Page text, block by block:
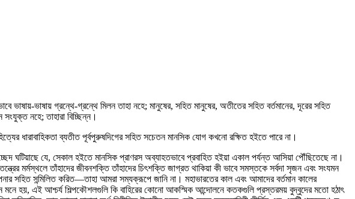
ভাষায়-ভাষায় গ্রন্থে-গ্রন্থে মিলন তাহা নহে; মানুষের, সহিত মানুষের, অতীতের সহিত বর্তমানের, দূরের সহিত
নহে; তাহারা বিচ্ছিন্ন।
ধারাবাহিকতা ব্যতীত পূর্বপুরুষদিগের সহিত সচেতন মানসিক যোগ কখনো রক্ষিত হইতে পারে না।
যে, সেকাল হইতে মানসিক প্রাণরস অব্যাহতভাবে প্রবাহিত হইয়া একাল পর্যন্ত আসিয়া পৌঁছিতেছে না।
মর্মস্থলে তাঁহাদের জীবনশক্তি তাঁহাদের চিৎশক্তি জাগ্রত থাকিয়া কী ভাবে সমস্তকে সর্বদা সৃজন এবং সংযমন
সহিত সন্মিলিত করিত—তাহা আমরা সম্যক্‌রূপে জানি না। মহাভারতের কাল এবং আমাদের বর্তমান কালের
মনে হয়, এই আশ্চর্য শিল্পকৌশলগুলি কি বাহিরের কোনো আকস্মিক আন্দোলনে কতকগুলি প্রস্তরময় বুদ্‌বুদের মতো হঠাৎ